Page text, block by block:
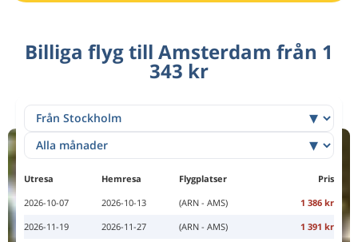
Billiga flyg till Amsterdam från 1
343 kr
Utresa Hemresa Flygplatser
Pris
2026-10-07
2026-10-13 (ARN - AMS)
1 386 kr
2026-11-19
2026-11-27 (ARN - AMS)
1 391 kr